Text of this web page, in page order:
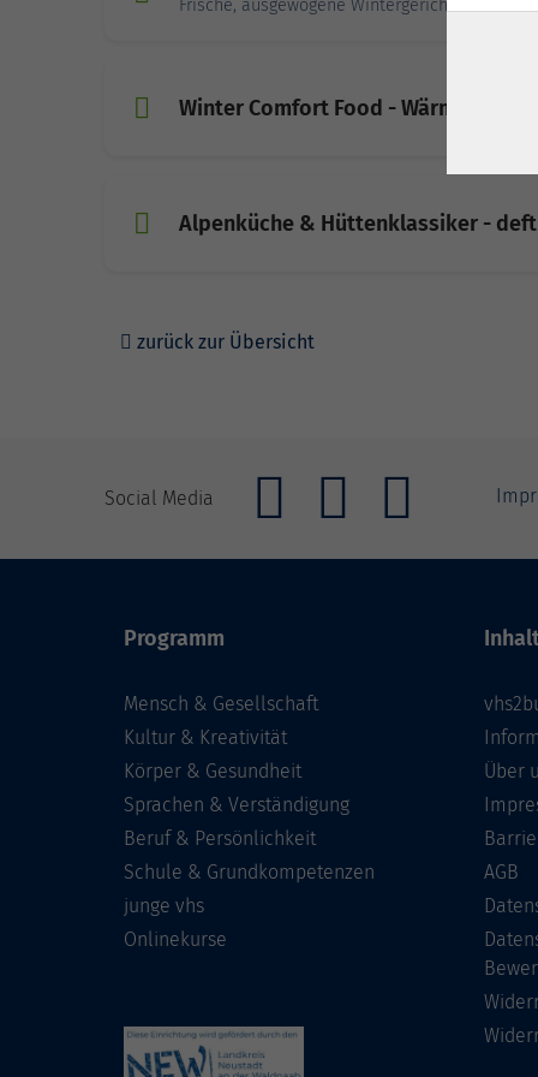
Frische, ausgewogene Wintergerichte – voller
Winter Comfort Food - Wärme für die
Alpenküche & Hüttenklassiker -
zurück zur Übersicht
Social Media
Programm
Mensch & Gesellschaft
Kultur & Kreativität
Körper & Gesundheit
Sprachen & Verständigung
Beruf & Persönlichkeit
Schule & Grundkompetenzen
junge vhs
Onlinekurse
Über
AGB